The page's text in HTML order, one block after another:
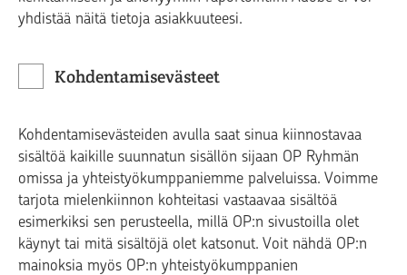
yhdistää näitä tietoja asiakkuuteesi.
Kohdentamisevästeet
Kohdentamisevästeiden avulla saat sinua kiinnostavaa
sisältöä kaikille suunnatun sisällön sijaan OP Ryhmän
omissa ja yhteistyökumppaniemme palveluissa. Voimme
tarjota mielenkiinnon kohteitasi vastaavaa sisältöä
esimerkiksi sen perusteella, millä OP:n sivustoilla olet
käynyt tai mitä sisältöjä olet katsonut. Voit nähdä OP:n
mainoksia myös OP:n yhteistyökumppanien